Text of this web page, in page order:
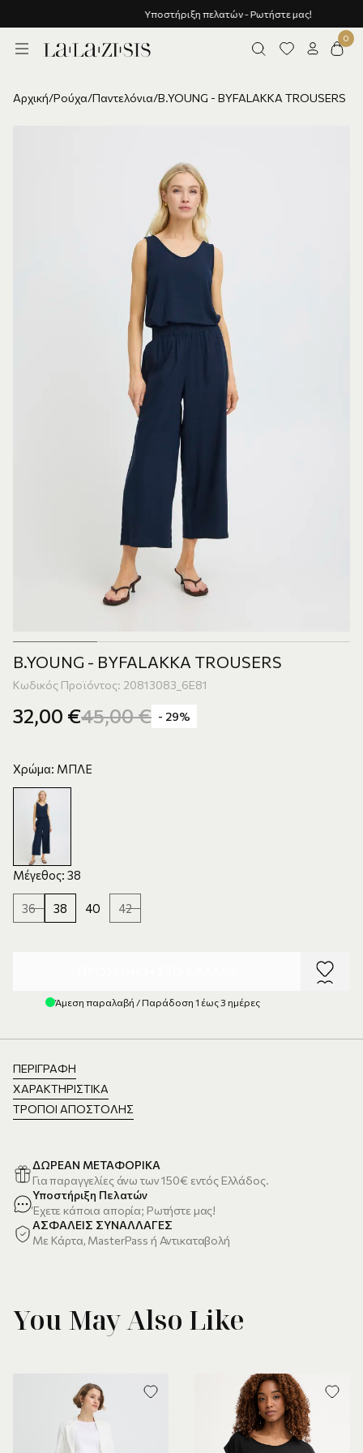
Υποστήριξη πελατών - Ρωτήστε μας!
Αρχική/Ρούχα/Παντελόνια/B.YOUNG - BYFALAKKA TROUSERS
B.YOUNG - BYFALAKKA TROUSERS
Κωδικός Προϊόντος: 20813083_6E81
45,00€
32,00 € - 29%
Χρώμα: ΜΠΛΕ
Μέγεθος: 38
36 38 40 42
Άμεση παραλαβή / Παράδοση 1 έως 3 ημέρες
ΠΕΡΙΓΡΑΦΉ
ΧΑΡΑΚΤΗΡΙΣΤΙΚΆ
ΤΡΌΠΟΙ ΑΠΟΣΤΟΛΉΣ
ΔΩΡΕΑΝ ΜΕΤΑΦΟΡΙΚΑ
Για παραγγελίες άνω των 150€ εντός Ελλάδος.
Υποστήριξη Πελατών
Έχετε κάποια απορία; Ρωτήστε μας!
ΑΣΦΑΛΕΙΣ ΣΥΝΑΛΛΑΓΕΣ
Με Κάρτα, MasterPass ή Αντικαταβολή
You May Also Like